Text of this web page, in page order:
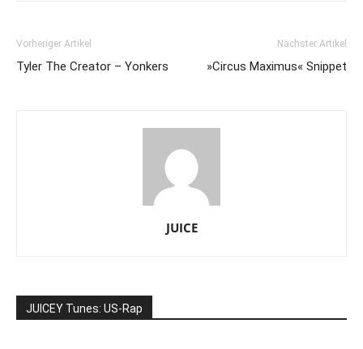
Vorheriger Artikel
Tyler The Creator – Yonkers
Nächster Artikel
»Circus Maximus« Snippet
JUICE
JUICEY Tunes: US-Rap